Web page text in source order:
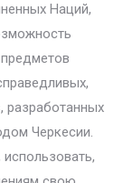
Наций,
разработанных
Черкесии.